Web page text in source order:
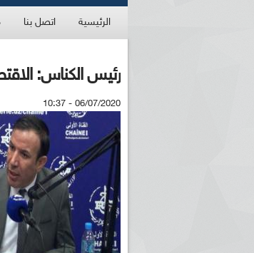
الرئيسية اتصل بنا
رئيس الكناس:
06/07/2020 - 10:37